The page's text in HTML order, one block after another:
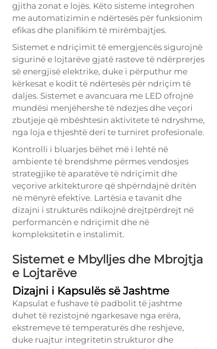
gjitha zonat e lojës. Këto sisteme integrohen
me automatizimin e ndërtesës për funksionim
efikas dhe planifikim të mirëmbajtjes.
Sistemet e ndriçimit të emergjencës sigurojnë
sigurinë e lojtarëve gjatë rasteve të ndërprerjes
së energjisë elektrike, duke i përputhur me
kërkesat e kodit të ndërtesës për ndriçim të
daljes. Sistemet e avancuara me LED ofrojnë
mundësi menjëhershe të ndezjes dhe veçori
zbutjeje që mbështesin aktivitete të ndryshme,
nga loja e thjeshtë deri te turniret profesionale.
Kontrolli i bluarjes bëhet më i lehtë në
ambiente të brendshme përmes vendosjes
strategjike të aparatëve të ndriçimit dhe
veçorive arkitekturore që shpërndajnë dritën
në mënyrë efektive. Lartësia e tavanit dhe
dizajni i strukturës ndikojnë drejtpërdrejt në
performancën e ndriçimit dhe në
kompleksitetin e instalimit.
Sistemet e Mbylljes dhe Mbrojtja
e Lojtarëve
Dizajni i Kapsulës së Jashtme
Kapsulat e fushave të padbolit të jashtme
duhet të rezistojnë ngarkesave nga erëra,
ekstremeve të temperaturës dhe reshjeve,
duke ruajtur integritetin strukturor dhe